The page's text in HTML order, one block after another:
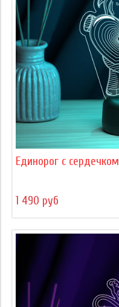
Единорог с сердечком
1 490 руб